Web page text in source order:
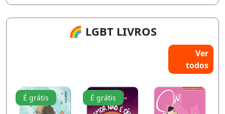
🌈 LGBT LIVROS
Ver
todos
É grátis É grátis